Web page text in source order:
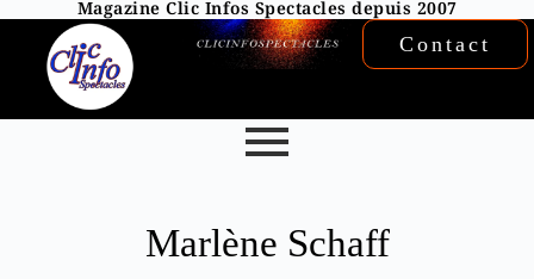
Magazine Clic Infos Spectacles depuis 2007
Contact
Marlène Schaff